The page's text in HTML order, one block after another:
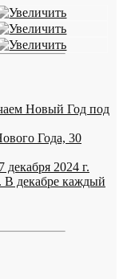
Новый Год под
Года, 30
2024 г.
В декабре каждый